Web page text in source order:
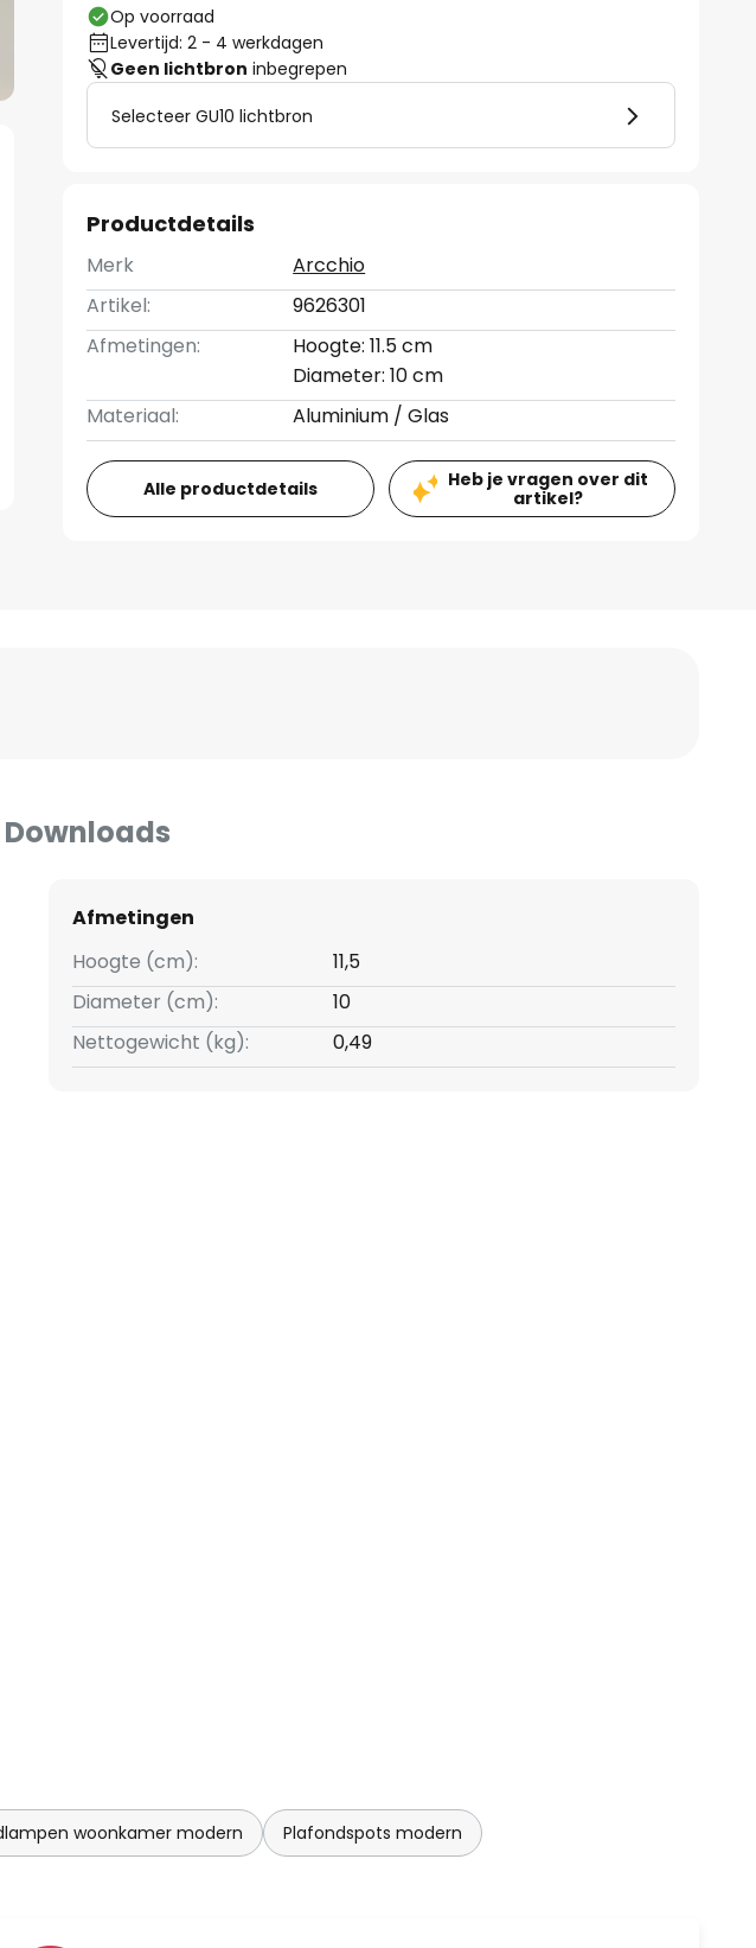
Op voorraad
Levertijd: 2 - 4 werkdagen
Geen lichtbron inbegrepen
Selecteer GU10 lichtbron
Productdetails
Merk
Arcchio
Artikel:
9626301
Afmetingen:
Hoogte: 11.5 cm
Diameter: 10 cm
Materiaal:
Aluminium / Glas
Alle productdetails
Heb je vragen over dit
artikel?
Downloads
Afmetingen
Hoogte (cm):
11,5
Diameter (cm):
10
Nettogewicht (kg):
0,49
woonkamer modern Plafondspots modern